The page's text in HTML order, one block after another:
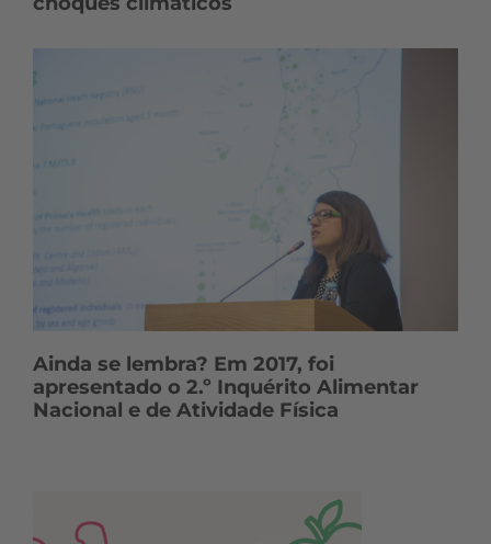
Ainda se lembra? Em 2017, foi
apresentado o 2.º Inquérito Alimentar
Nacional e de Atividade Física